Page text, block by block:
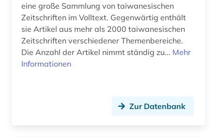
englisch (59)
englisch literatur (1)
englische grammatik (1)
englische sprachwissenschaft (1)
englisches sprachgebiet (2)
eine große Sammlung von taiwanesischen
Zeitschriften im Volltext. Gegenwärtig enthält
sie Artikel aus mehr als 2000 taiwanesischen
Zeitschriften verschiedener Themenbereiche.
Die Anzahl der Artikel nimmt ständig zu... Mehr
Informationen
Zur Datenbank